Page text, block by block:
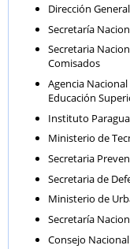
Dirección
Secretaría
Secretaria
Comisados
Agencia
Educación
Instituto
Ministerio de
Secretaria
Secretaria de
Ministerio de
Secretaría
Consejo